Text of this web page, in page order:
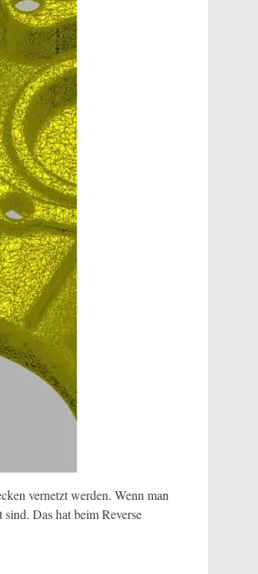
vernetzt werden. Wenn man
Das hat beim Reverse